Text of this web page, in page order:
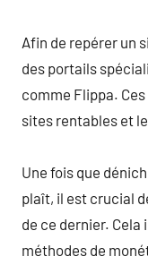
Afin de repérer un
des portails
comme Flippa.
sites rentables et
Une fois que
plaît, il est crucial
de ce dernier. Cela
méthodes de